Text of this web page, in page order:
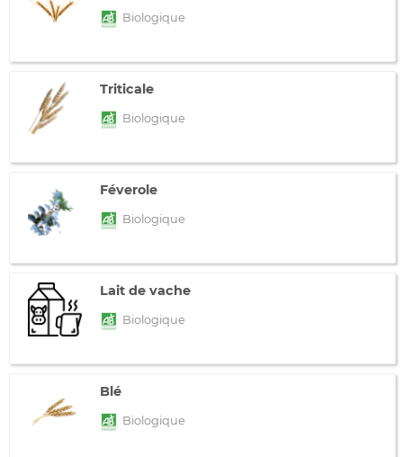
Biologique
Triticale
Biologique
Féverole
Biologique
Lait de vache
Biologique
Blé
Biologique